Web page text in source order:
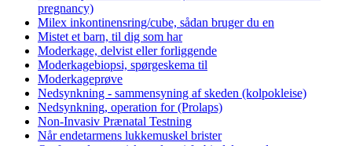
pregnancy)
Milex inkontinensring/cube, sådan bruger du en
Mistet et barn, til dig som har
Moderkage, delvist eller forliggende
Moderkagebiopsi, spørgeskema til
Moderkageprøve
Nedsynkning - sammensyning af skeden (kolpokleise)
Nedsynkning, operation for (Prolaps)
Non-Invasiv Prænatal Testning
Når endetarmens lukkemuskel brister